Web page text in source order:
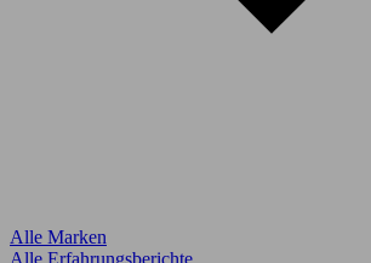
Alle Marken
Alle Erfahrungsberichte